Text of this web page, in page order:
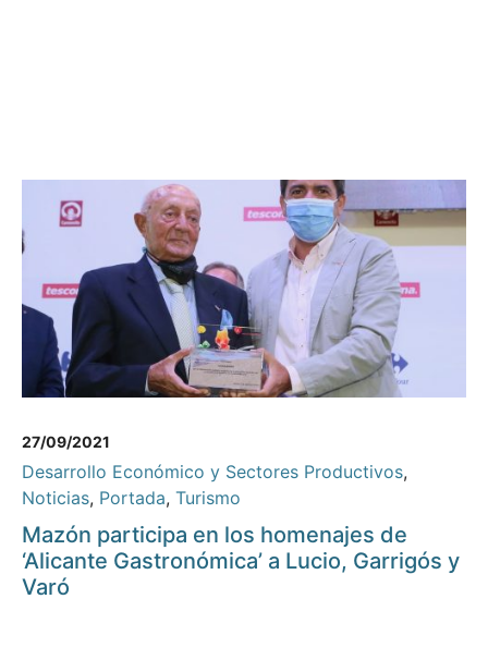
27/09/2021
Desarrollo Económico y Sectores Productivos,
Noticias, Portada, Turismo
Mazón participa en los homenajes de
‘Alicante Gastronómica’ a Lucio, Garrigós y
Varó